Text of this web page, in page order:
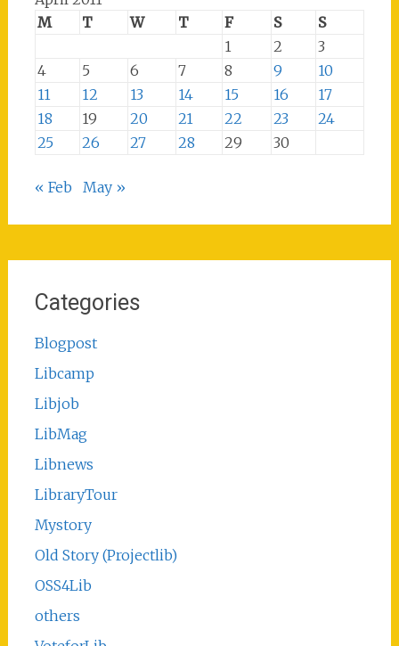
M
T W T F S
S
1
2
3
4
5 6 7 8 9
10
11
12 13 14 15 16
17
18
19 20 21 22 23
24
25
26 27 28 29 30
« Feb May »
Categories
Blogpost
Libcamp
Libjob
LibMag
Libnews
LibraryTour
Mystory
Old Story (Projectlib)
OSS4Lib
others